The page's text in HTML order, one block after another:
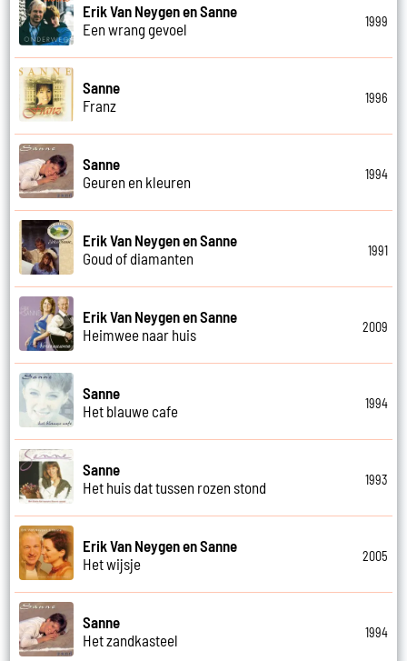
Erik Van Neygen en Sanne
Een wrang gevoel
1999
Sanne
Franz
1996
Sanne
Geuren en kleuren
1994
Erik Van Neygen en Sanne
Goud of diamanten
1991
Erik Van Neygen en Sanne
Heimwee naar huis
2009
Sanne
Het blauwe cafe
1994
Sanne
Het huis dat tussen rozen stond
1993
Erik Van Neygen en Sanne
Het wijsje
2005
Sanne
Het zandkasteel
1994